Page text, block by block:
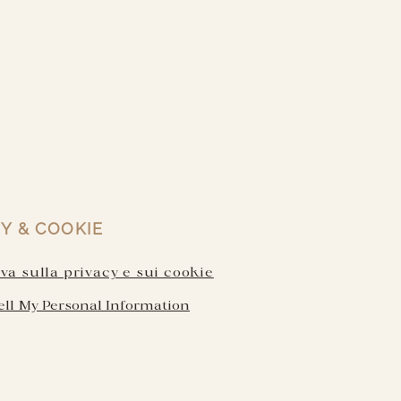
& COOKIE
sulla privacy e sui cookie
My Personal Information